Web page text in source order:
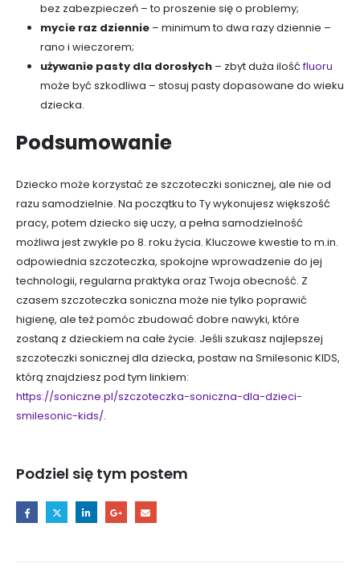
bez zabezpieczeń – to proszenie się o problemy;
mycie raz dziennie– minimum to dwa razy dziennie –
rano i wieczorem;
używanie pasty dla dorosłych– zbyt duża ilośćfluoru
może być szkodliwa – stosuj pasty dopasowane do wieku
dziecka.
Podsumowanie
Dziecko może korzystać ze szczoteczki sonicznej, ale nie od
razu samodzielnie. Na początku to Ty wykonujesz większość
pracy, potem dziecko się uczy, a pełna samodzielność
możliwa jest zwykle po 8. roku życia. Kluczowe kwestie to m.in.
odpowiednia szczoteczka, spokojne wprowadzenie do jej
technologii, regularna praktyka oraz Twoja obecność. Z
czasem szczoteczka soniczna może nie tylko poprawić
higienę, ale też pomóc zbudować dobre nawyki, które
zostaną z dzieckiem na całe życie. Jeśli szukasz najlepszej
szczoteczki sonicznej dla dziecka, postaw na Smilesonic KIDS,
którą znajdziesz pod tym linkiem:
https://soniczne.pl/szczoteczka-soniczna-dla-dzieci-
smilesonic-kids/.
Podziel się tym postem